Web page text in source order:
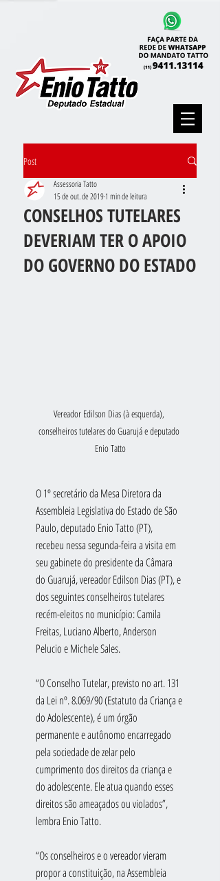
Post
CONSELHOS TUTELARES
DEVERIAM TER O APOIO
DO GOVERNO DO ESTADO
Assessoria Tatto
15 de out. de 20191 min de leitura
Vereador Edilson Dias (à esquerda),
conselheiros tutelares do Guarujá e deputado
Enio Tatto
O 1º secretário da Mesa Diretora da
Assembleia Legislativa do Estado de São
Paulo, deputado Enio Tatto (PT),
recebeu nessa segunda-feira a visita em
seu gabinete do presidente da Câmara
do Guarujá, vereador Edilson Dias (PT), e
dos seguintes conselheiros tutelares
recém-eleitos no município: Camila
Freitas, Luciano Alberto, Anderson
Pelucio e Michele Sales.
“O Conselho Tutelar, previsto no art. 131
da Lei nº. 8.069/90 (Estatuto da Criança e
do Adolescente), é um órgão
permanente e autônomo encarregado
pela sociedade de zelar pelo
cumprimento dos direitos da criança e
do adolescente. Ele atua quando esses
direitos são ameaçados ou violados”,
lembra Enio Tatto.
“Os conselheiros e o vereador vieram
propor a constituição, na Assembleia